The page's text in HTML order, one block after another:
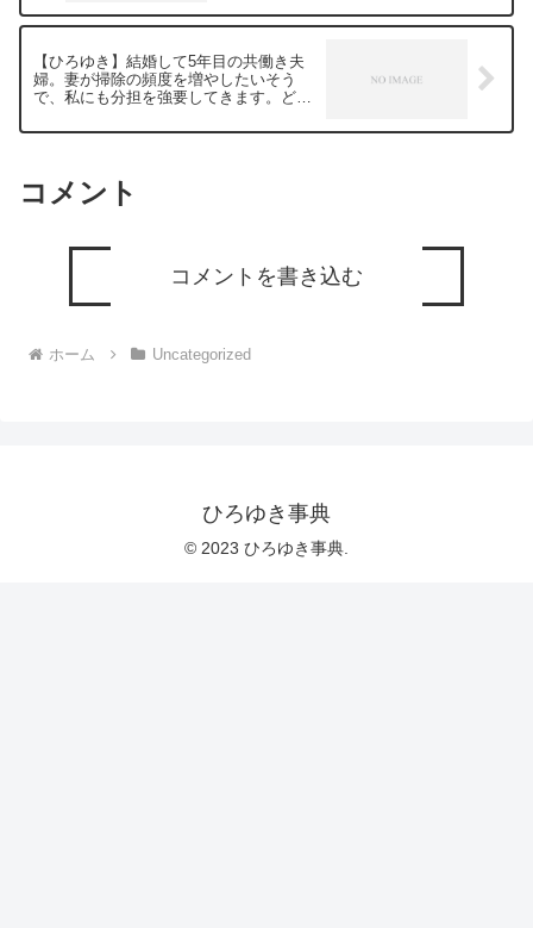
【ひろゆき】結婚して5年目の共働き夫
婦。妻が掃除の頻度を増やしたいそう
で、私にも分担を強要してきます。どう
り抜き 20240112
コメント
コメントを書き込む
ホーム Uncategorized
ひろゆき事典
© 2023 ひろゆき事典.